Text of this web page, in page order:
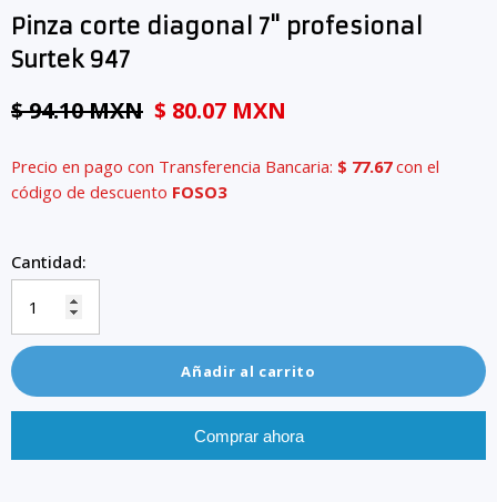
Pinza corte diagonal 7" profesional
Surtek 947
$ 94.10 MXN $ 80.07 MXN
Precio en pago con Transferencia Bancaria: $ 77.67con el
código de descuento FOSO3
Cantidad:
Añadir al carrito
Comprar ahora